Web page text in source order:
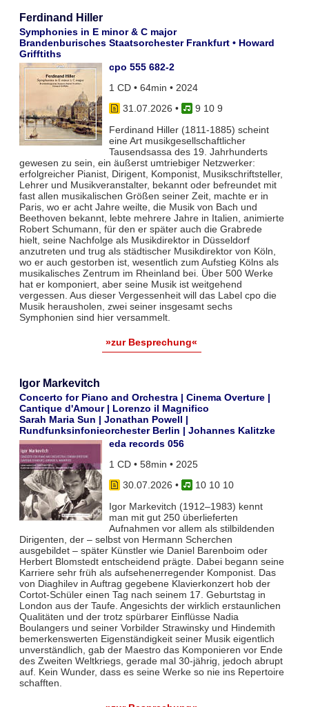
Ferdinand Hiller
Symphonies in E minor & C major
Brandenburisches Staatsorchester Frankfurt • Howard
Grifftiths
cpo 555 682-2
1 CD • 64min • 2024
31.07.2026 •
9 10 9
Ferdinand Hiller (1811-1885) scheint
eine Art musikgesellschaftlicher
Tausendsassa des 19. Jahrhunderts
gewesen zu sein, ein äußerst umtriebiger Netzwerker:
erfolgreicher Pianist, Dirigent, Komponist, Musikschriftsteller,
Lehrer und Musikveranstalter, bekannt oder befreundet mit
fast allen musikalischen Größen seiner Zeit, machte er in
Paris, wo er acht Jahre weilte, die Musik von Bach und
Beethoven bekannt, lebte mehrere Jahre in Italien, animierte
Robert Schumann, für den er später auch die Grabrede
hielt, seine Nachfolge als Musikdirektor in Düsseldorf
anzutreten und trug als städtischer Musikdirektor von Köln,
wo er auch gestorben ist, wesentlich zum Aufstieg Kölns als
musikalisches Zentrum im Rheinland bei. Über 500 Werke
hat er komponiert, aber seine Musik ist weitgehend
vergessen. Aus dieser Vergessenheit will das Label cpo die
Musik herausholen, zwei seiner insgesamt sechs
Symphonien sind hier versammelt.
»zur Besprechung«
Igor Markevitch
Concerto for Piano and Orchestra | Cinema Overture |
Cantique d'Amour | Lorenzo il Magnifico
Sarah Maria Sun | Jonathan Powell |
Rundfunksinfonieorchester Berlin | Johannes Kalitzke
eda records 056
1 CD • 58min • 2025
30.07.2026 •
10 10 10
Igor Markevitch (1912–1983) kennt
man mit gut 250 überlieferten
Aufnahmen vor allem als stilbildenden
Dirigenten, der – selbst von Hermann Scherchen
ausgebildet – später Künstler wie Daniel Barenboim oder
Herbert Blomstedt entscheidend prägte. Dabei begann seine
Karriere sehr früh als aufsehenerregender Komponist. Das
von Diaghilev in Auftrag gegebene Klavierkonzert hob der
Cortot-Schüler einen Tag nach seinem 17. Geburtstag in
London aus der Taufe. Angesichts der wirklich erstaunlichen
Qualitäten und der trotz spürbarer Einflüsse Nadia
Boulangers und seiner Vorbilder Strawinsky und Hindemith
bemerkenswerten Eigenständigkeit seiner Musik eigentlich
unverständlich, gab der Maestro das Komponieren vor Ende
des Zweiten Weltkriegs, gerade mal 30-jährig, jedoch abrupt
auf. Kein Wunder, dass es seine Werke so nie ins Repertoire
schafften.